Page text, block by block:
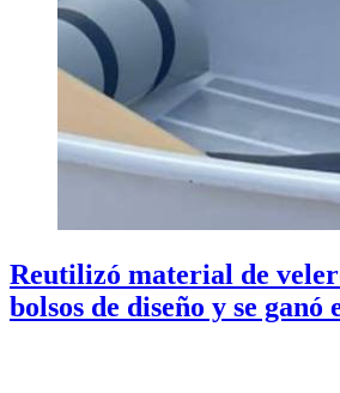
Reutilizó material de
bolsos de diseño y se ganó